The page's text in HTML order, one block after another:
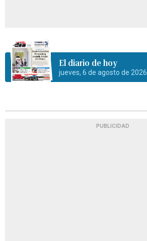
El diario de hoy
jueves, 6 de agosto de 2026
PUBLICIDAD